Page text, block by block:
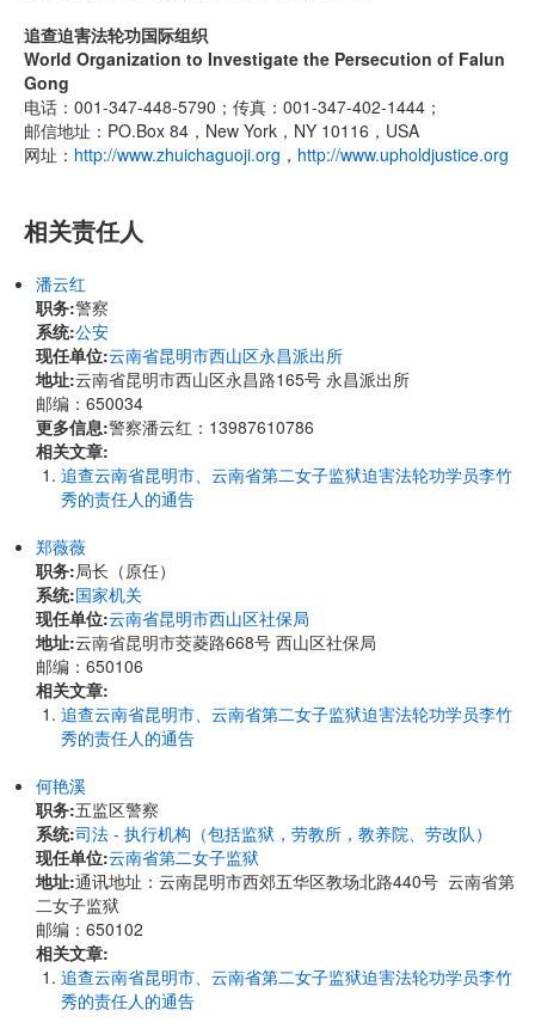
追查迫害法轮功国际组织
World Organization to Investigate the Persecution of Falun
Gong
电话：001-347-448-5790；传真：001-347-402-1444；
邮信地址：PO.Box 84，New York，NY 10116，USA
网址： http://www.zhuichaguoji.org ， http://www.upholdjustice.org
相关责任人
潘云红
职务:警察
系统:公安
现任单位:云南省昆明市西山区永昌派出所
地址:云南省昆明市西山区永昌路165号 永昌派出所
邮编：650034
更多信息:警察潘云红：13987610786
相关文章:
追查云南省昆明市、云南省第二女子监狱迫害法轮功学员李竹
秀的责任人的通告
郑薇薇
职务:局长（原任）
系统:国家机关
现任单位:云南省昆明市西山区社保局
地址:云南省昆明市茭菱路668号 西山区社保局
邮编：650106
相关文章:
追查云南省昆明市、云南省第二女子监狱迫害法轮功学员李竹
秀的责任人的通告
何艳溪
职务:五监区警察
系统:司法 - 执行机构（包括监狱，劳教所，教养院、劳改队）
现任单位:云南省第二女子监狱
地址:通讯地址：云南昆明市西郊五华区教场北路440号 云南省第
二女子监狱
邮编：650102
相关文章:
追查云南省昆明市、云南省第二女子监狱迫害法轮功学员李竹
秀的责任人的通告